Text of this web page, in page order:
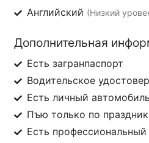
Английский (Низкий
Дополнительная
Есть загранпаспорт
Водительское
Есть личный автомобиль
Пъю только по
Есть